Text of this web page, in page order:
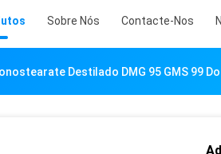
Sobre Nós Contacte-Nos
Destilado DMG 95 GMS 99 Do